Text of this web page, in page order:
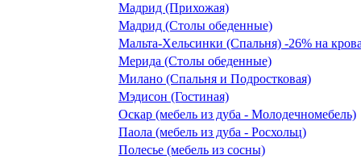
Мадрид (Прихожая)
Мадрид (Столы обеденные)
Мальта-Хельсинки (Спальня) -26% на
Мерида (Столы обеденные)
Милано (Спальня и Подростковая)
Мэдисон (Гостиная)
Оскар (мебель из дуба - Молодечномебель)
Паола (мебель из дуба - Росхольц)
Полесье (мебель из сосны)